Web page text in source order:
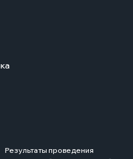
Результаты проведения